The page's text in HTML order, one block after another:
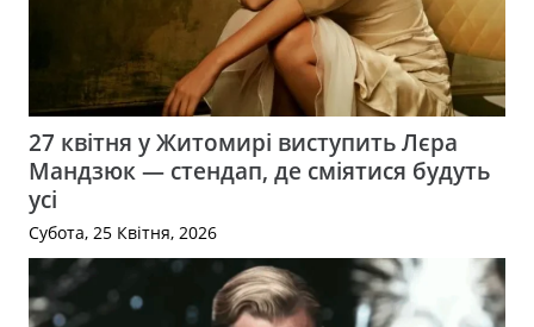
27 квітня у Житомирі виступить Лєра
Мандзюк — стендап, де сміятися будуть
усі
Субота, 25 Квітня, 2026